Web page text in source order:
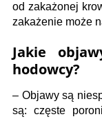
od zakażonej
zakażenie może
Jakie
hodowcy?
– Objawy są
są: częste